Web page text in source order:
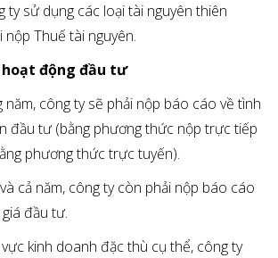
ty sử dụng các loại tài nguyên thiên
Thuế tài nguyên.
hoạt động đầu tư
năm, công ty sẽ phải nộp báo cáo về tình
đầu tư (bằng phương thức nộp trực tiếp
phương thức trực tuyến).
cả năm, công ty còn phải nộp báo cáo
đầu tư.
kinh doanh đặc thù cụ thể, công ty